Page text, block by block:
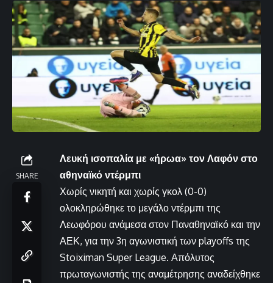
SHARE
Λευκή ισοπαλία με «ήρωα» τον Λαφόν στο
αθηναϊκό ντέρμπι
Χωρίς νικητή και χωρίς γκολ (0-0)
ολοκληρώθηκε το μεγάλο ντέρμπι της
Λεωφόρου ανάμεσα στον Παναθηναϊκό και την
ΑΕΚ, για την 3η αγωνιστική των playoffs της
Stoiximan Super League. Απόλυτος
πρωταγωνιστής της αναμέτρησης αναδείχθηκε